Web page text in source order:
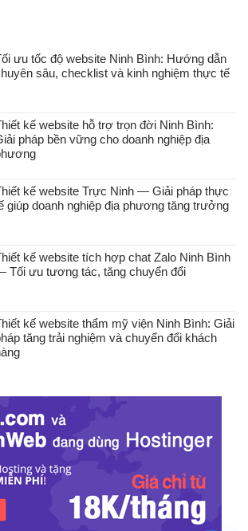
ưu tốc độ website Ninh Bình: Hướng dẫn
sâu, checklist và kinh nghiệm thực tế
kế website hỗ trợ trọn đời Ninh Bình:
pháp bền vững cho doanh nghiệp địa
kế website Trực Ninh — Giải pháp thực
giúp doanh nghiệp địa phương tăng trưởng
kế website tích hợp chat Zalo Ninh Bình
Tối ưu tương tác, tăng chuyển đổi
kế website thẩm mỹ viện Ninh Bình: Giải
tăng trải nghiệm và chuyển đổi khách